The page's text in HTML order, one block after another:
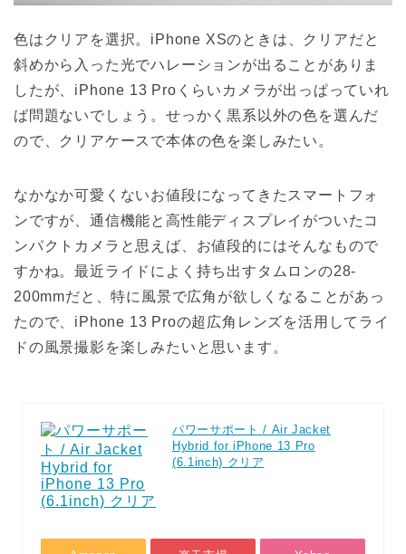
色はクリアを選択。iPhone XSのときは、クリアだと
斜めから入った光でハレーションが出ることがありま
したが、iPhone 13 Proくらいカメラが出っぱっていれ
ば問題ないでしょう。せっかく黒系以外の色を選んだ
ので、クリアケースで本体の色を楽しみたい。
なかなか可愛くないお値段になってきたスマートフォ
ンですが、通信機能と高性能ディスプレイがついたコ
ンパクトカメラと思えば、お値段的にはそんなもので
すかね。最近ライドによく持ち出すタムロンの28-
200mmだと、特に風景で広角が欲しくなることがあっ
たので、iPhone 13 Proの超広角レンズを活用してライ
ドの風景撮影を楽しみたいと思います。
パワーサポート / Air Jacket
Hybrid for iPhone 13 Pro
(6.1inch) クリア